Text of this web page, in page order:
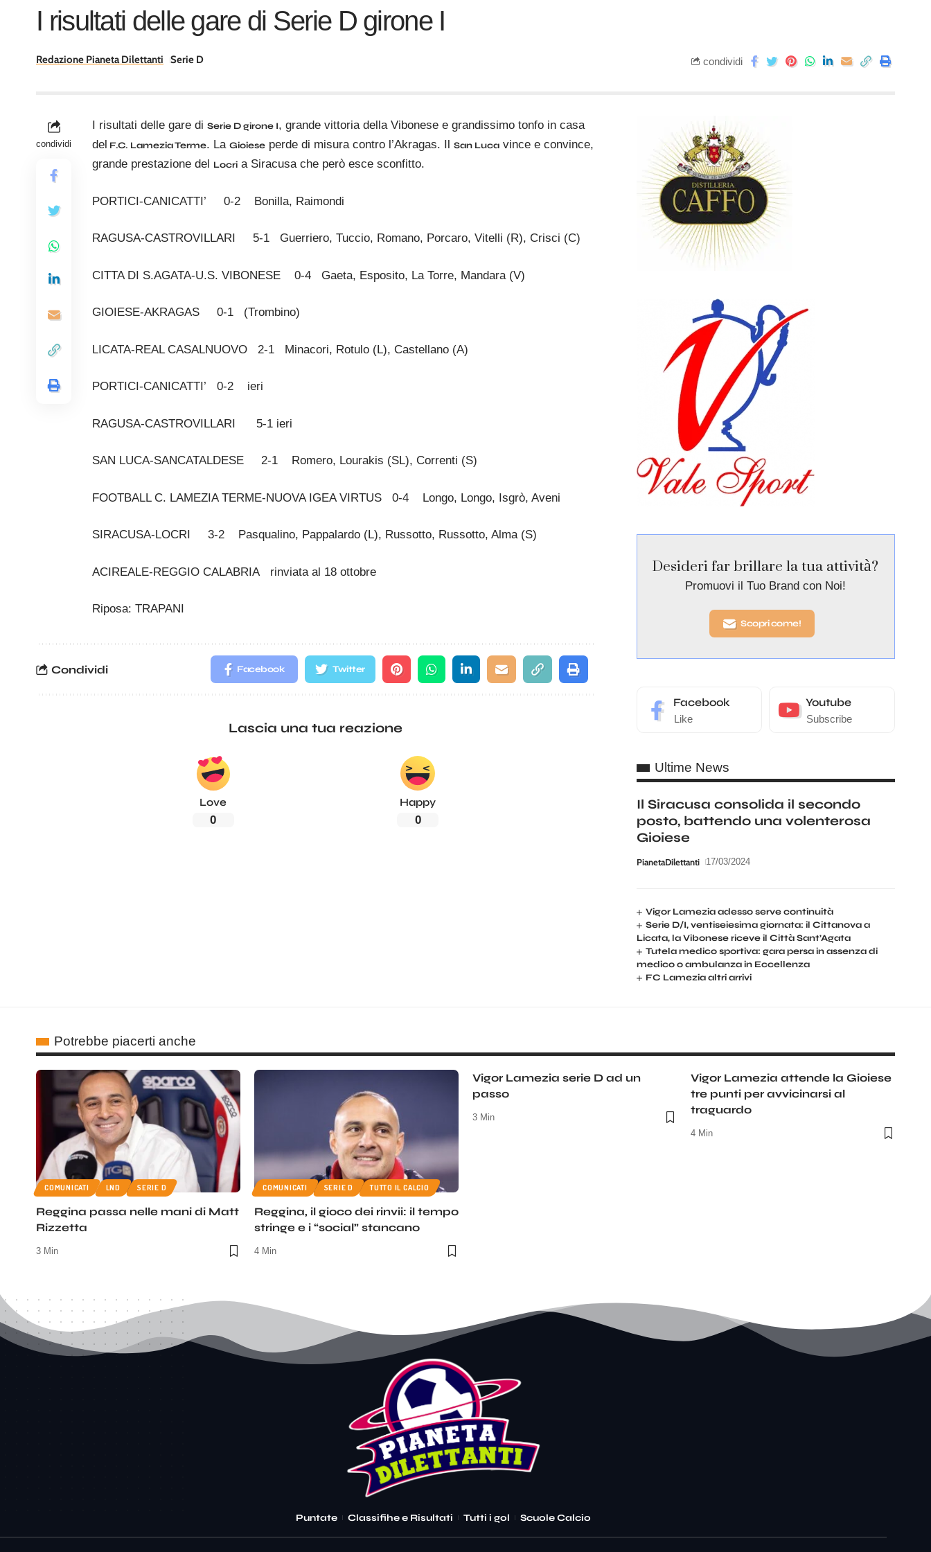
I risultati delle gare di Serie D girone I
Redazione Pianeta Dilettanti Serie D condividi
condividi
I risultati delle gare di Serie D girone I, grande vittoria della Vibonese e grandissimo tonfo in casa
del F.C. Lamezia Terme. La Gioiese perde di misura contro l’Akragas. Il San Luca vince e convince,
grande prestazione del Locri a Siracusa che però esce sconfitto.
PORTICI-CANICATTI’ 0-2 Bonilla, Raimondi
RAGUSA-CASTROVILLARI 5-1 Guerriero, Tuccio, Romano, Porcaro, Vitelli (R), Crisci (C)
CITTA DI S.AGATA-U.S. VIBONESE 0-4 Gaeta, Esposito, La Torre, Mandara (V)
GIOIESE-AKRAGAS 0-1 (Trombino)
LICATA-REAL CASALNUOVO 2-1 Minacori, Rotulo (L), Castellano (A)
PORTICI-CANICATTI’ 0-2 ieri
RAGUSA-CASTROVILLARI 5-1 ieri
SAN LUCA-SANCATALDESE 2-1 Romero, Lourakis (SL), Correnti (S)
FOOTBALL C. LAMEZIA TERME-NUOVA IGEA VIRTUS 0-4 Longo, Longo, Isgrò, Aveni
SIRACUSA-LOCRI 3-2 Pasqualino, Pappalardo (L), Russotto, Russotto, Alma (S)
ACIREALE-REGGIO CALABRIA rinviata al 18 ottobre
Riposa: TRAPANI
Condividi Facebook Twitter
Lascia una tua reazione
Love
0
Happy
0
Desideri far brillare la tua attività?
Promuovi il Tuo Brand con Noi!
Scopri come!
Facebook
Like
Youtube
Subscribe
Ultime News
Il Siracusa consolida il secondo
posto, battendo una volenterosa
Gioiese
PianetaDilettanti 17/03/2024
Vigor Lamezia adesso serve continuità
Serie D/I, ventiseiesima giornata: il Cittanova a
Licata, la Vibonese riceve il Città Sant’Agata
Tutela medico sportiva: gara persa in assenza di
medico o ambulanza in Eccellenza
FC Lamezia altri arrivi
Potrebbe piacerti anche
COMUNICATI LND SERIE D
Reggina passa nelle mani di Matt
Rizzetta
3 Min
COMUNICATI SERIE D TUTTO IL CALCIO
Reggina, il gioco dei rinvii: il tempo
stringe e i “social” stancano
4 Min
Vigor Lamezia serie D ad un
passo
3 Min
Vigor Lamezia attende la Gioiese
tre punti per avvicinarsi al
traguardo
4 Min
Puntate Classifihe e Risultati Tutti i gol Scuole Calcio